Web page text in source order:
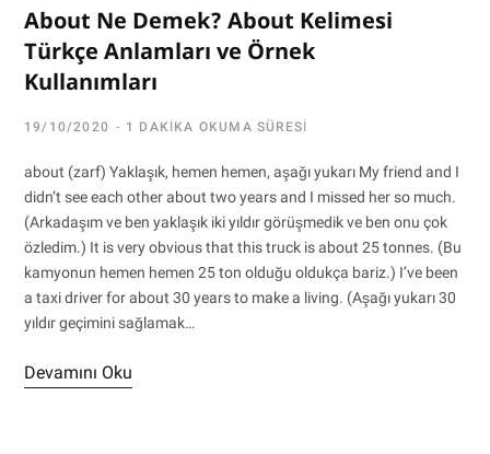
About Ne Demek? About Kelimesi
Türkçe Anlamları ve Örnek
Kullanımları
19/10/2020 1 DAKIKA OKUMA SÜRESI
about (zarf) Yaklaşık, hemen hemen, aşağı yukarı My friend and I
didn’t see each other about two years and I missed her so much.
(Arkadaşım ve ben yaklaşık iki yıldır görüşmedik ve ben onu çok
özledim.) It is very obvious that this truck is about 25 tonnes. (Bu
kamyonun hemen hemen 25 ton olduğu oldukça bariz.) I’ve been
a taxi driver for about 30 years to make a living. (Aşağı yukarı 30
yıldır geçimini sağlamak…
Devamını Oku